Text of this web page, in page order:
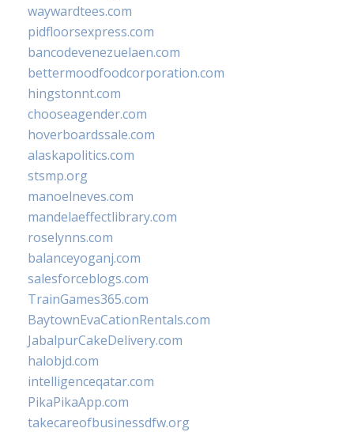
waywardtees.com
pidfloorsexpress.com
bancodevenezuelaen.com
bettermoodfoodcorporation.com
hingstonnt.com
chooseagender.com
hoverboardssale.com
alaskapolitics.com
stsmp.org
manoelneves.com
mandelaeffectlibrary.com
roselynns.com
balanceyoganj.com
salesforceblogs.com
TrainGames365.com
BaytownEvaCationRentals.com
JabalpurCakeDelivery.com
halobjd.com
intelligenceqatar.com
PikaPikaApp.com
takecareofbusinessdfw.org